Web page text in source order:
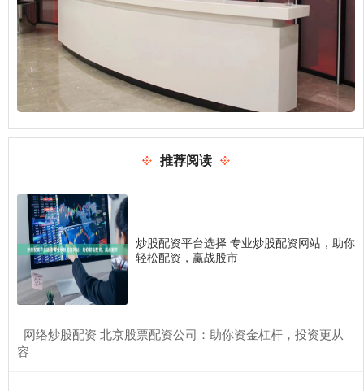
推荐阅读
炒股配资平台选择 专业炒股配资网站，助你
轻松配资，赢战股市
​网络炒股配资 北京股票配资公司：助你资金杠杆，投资更从
容